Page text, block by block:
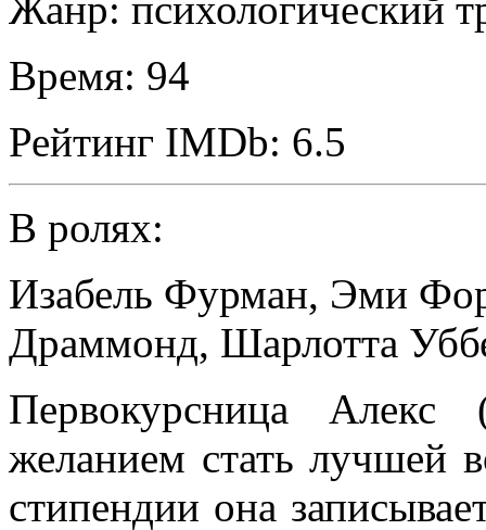
Время: 94
Рейтинг IMDb: 6.5
В ролях:
Изабель Фурман, Эми
Драммонд, Шарлотта
Первокурсница
желанием стать лучшей
стипендии она